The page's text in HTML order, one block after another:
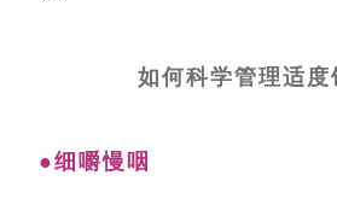
如何科学管理适度
●细嚼慢咽